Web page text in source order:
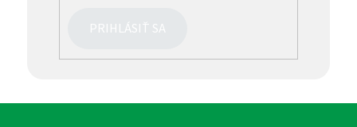
PRIHLÁSIŤ SA
Z